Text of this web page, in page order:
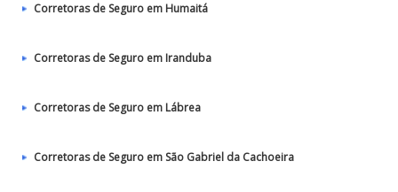
Corretoras de Seguro em Humaitá
Corretoras de Seguro em Iranduba
Corretoras de Seguro em Lábrea
Corretoras de Seguro em São Gabriel da Cachoeira